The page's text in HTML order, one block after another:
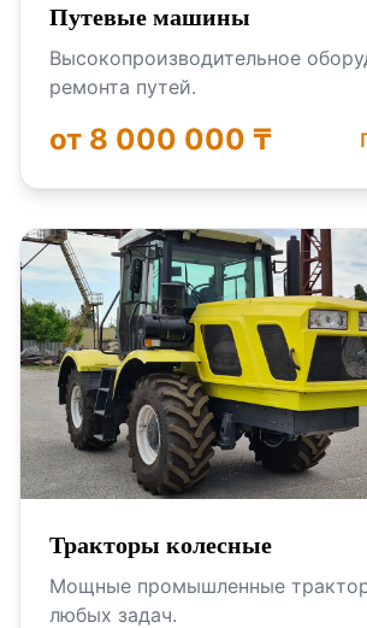
Путевые машины
Высокопроизводительное
ремонта путей.
от 8 000 000 ₸
Тракторы колесные
Мощные промышленные
любых задач.